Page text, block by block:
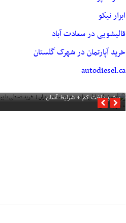
ابزار نیکو
قالیشویی در سعادت آباد
خرید آپارتمان در شهرک گلستان
autodiesel.ca
پیش‌پرداخت کم + شرایط آسان